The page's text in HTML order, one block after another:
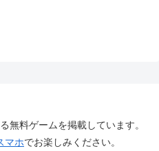
無料ゲームを掲載しています。
マホでお楽しみください。